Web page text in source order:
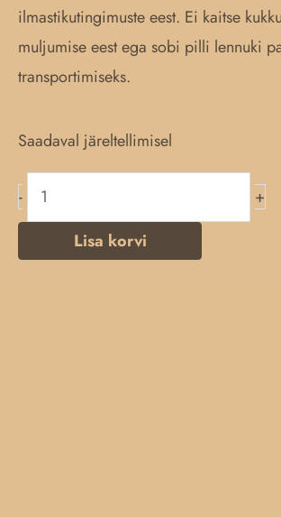
ilmastikutingimuste eest. Ei kaitse
muljumise eest ega sobi pilli lennuki
transportimiseks.
Saadaval järeltellimisel
-
Lamonti
harfi
kott
kogus
+
Lisa korvi